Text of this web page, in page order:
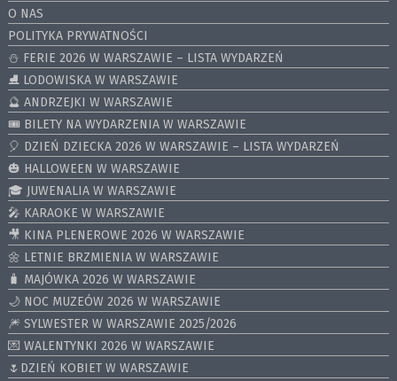
O NAS
POLITYKA PRYWATNOŚCI
⛄️ FERIE 2026 W WARSZAWIE – LISTA WYDARZEŃ
⛸ LODOWISKA W WARSZAWIE
🔮 ANDRZEJKI W WARSZAWIE
🎟️ BILETY NA WYDARZENIA W WARSZAWIE
🎈 DZIEŃ DZIECKA 2026 W WARSZAWIE – LISTA WYDARZEŃ
🎃 HALLOWEEN W WARSZAWIE
🎓 JUWENALIA W WARSZAWIE
🎤 KARAOKE W WARSZAWIE
🎥 KINA PLENEROWE 2026 W WARSZAWIE
🌼 LETNIE BRZMIENIA W WARSZAWIE
🧳 MAJÓWKA 2026 W WARSZAWIE
🌙 NOC MUZEÓW 2026 W WARSZAWIE
🎆 SYLWESTER W WARSZAWIE 2025/2026
💌 WALENTYNKI 2026 W WARSZAWIE
🌷DZIEŃ KOBIET W WARSZAWIE